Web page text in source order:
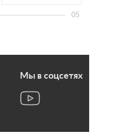
05
Мы в соцсетях